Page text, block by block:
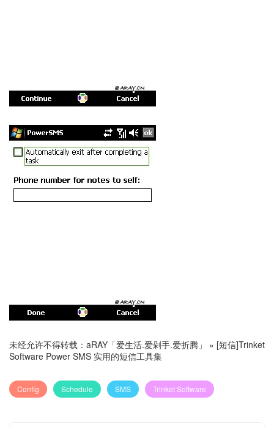
未经允许不得转载： aRAY「爱生活.爱剁手.爱折腾」 » [短信]Trinket
Software Power SMS 实用的短信工具集
Config Schedule SMS Trinket Software